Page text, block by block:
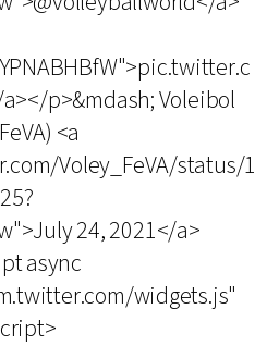
p>&mdash; Voleibol
<a
Voley_FeVA/status/1
24, 2021</a>
async
widgets.js"